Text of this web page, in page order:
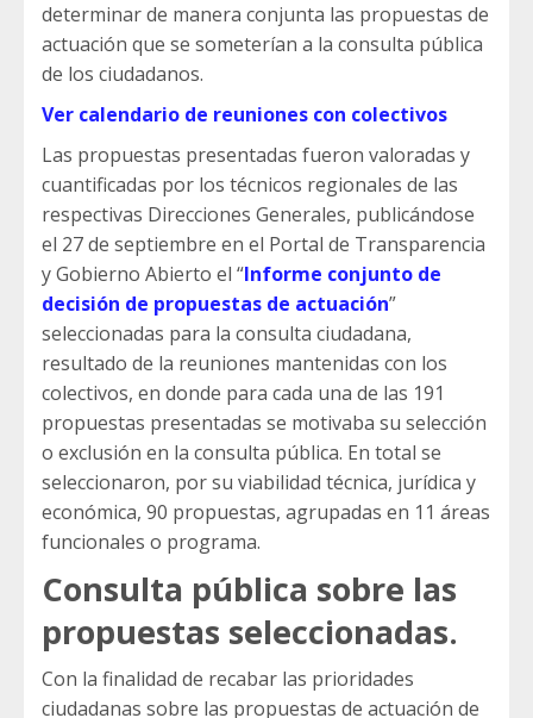
determinar de manera conjunta las propuestas de
actuación que se someterían a la consulta pública
de los ciudadanos.
Ver calendario de reuniones con colectivos
Las propuestas presentadas fueron valoradas y
cuantificadas por los técnicos regionales de las
respectivas Direcciones Generales, publicándose
el 27 de septiembre en el Portal de Transparencia
y Gobierno Abierto el “Informe conjunto de
decisión de propuestas de actuación”
seleccionadas para la consulta ciudadana,
resultado de la reuniones mantenidas con los
colectivos, en donde para cada una de las 191
propuestas presentadas se motivaba su selección
o exclusión en la consulta pública. En total se
seleccionaron, por su viabilidad técnica, jurídica y
económica, 90 propuestas, agrupadas en 11 áreas
funcionales o programa.
Consulta pública sobre las
propuestas seleccionadas.
Con la finalidad de recabar las prioridades
ciudadanas sobre las propuestas de actuación de